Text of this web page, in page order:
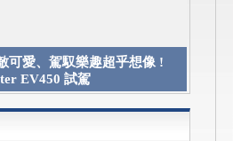
可愛、駕馭樂趣超乎想像 !
EV450 試駕